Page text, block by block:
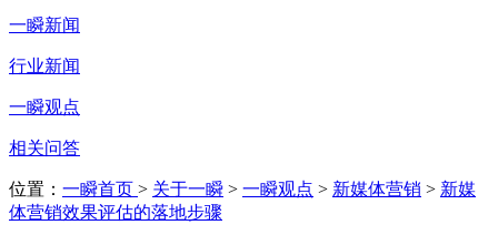
一瞬新闻
行业新闻
一瞬观点
相关问答
位置： 一瞬首页 > 关于一瞬 > 一瞬观点 > 新媒体营销 > 新媒
体营销效果评估的落地步骤